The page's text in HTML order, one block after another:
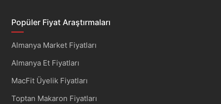
Popüler Fiyat Araştırmaları
Almanya Market Fiyatları
Almanya Et Fiyatları
MacFit Üyelik Fiyatları
Toptan Makaron Fiyatları